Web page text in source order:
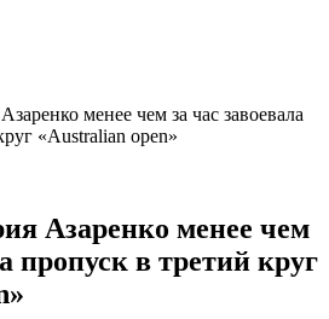
менее чем за час завоевала
«Australian open»
Азаренко менее чем
пропуск в третий круг